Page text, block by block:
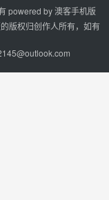
powered by澳客手机版
版权归创作人所有，如有